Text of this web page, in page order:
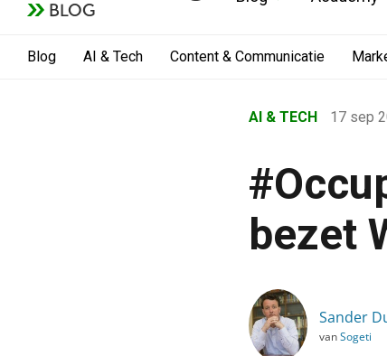
BLOG
Blog AI & Tech Content & Communicatie
›
›
AI & Tech
›
AI & TECH 17 sep
bezet
Sander
vanSogeti